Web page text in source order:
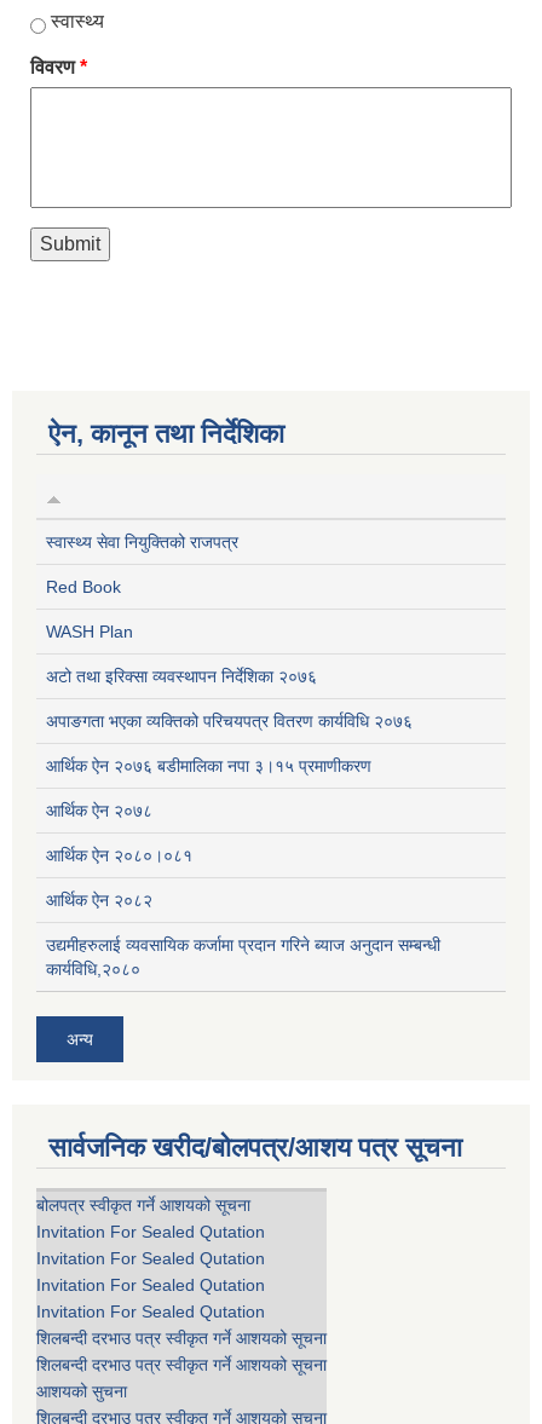
स्वास्थ्य
विवरण*
ऐन, कानून तथा निर्देशिका
स्वास्थ्य सेवा नियुक्तिको राजपत्र
Red Book
WASH Plan
अटो तथा इरिक्सा व्यवस्थापन निर्देशिका २०७६
अपाङगता भएका व्यक्तिको परिचयपत्र वितरण कार्यविधि २०७६
आर्थिक ऐन २०७६ बडीमालिका नपा ३।१५ प्रमाणीकरण
आर्थिक ऐन २०७८
आर्थिक ऐन २०८०।०८१
आर्थिक ऐन २०८२
उद्यमीहरुलाई व्यवसायिक कर्जामा प्रदान गरिने ब्याज अनुदान सम्बन्धी
कार्यविधि,२०८०
अन्य
सार्वजनिक खरीद/बोलपत्र/आशय पत्र सूचना
बोलपत्र स्वीकृत गर्ने आशयको सूचना
Invitation For Sealed Qutation
Invitation For Sealed Qutation
Invitation For Sealed Qutation
Invitation For Sealed Qutation
शिलबन्दी दरभाउ पत्र स्वीकृत गर्ने आशयको सूचना
शिलबन्दी दरभाउ पत्र स्वीकृत गर्ने आशयको सूचना
आशयको सुचना
शिलबन्दी दरभाउ पत्र स्वीकृत गर्ने आशयको सूचना